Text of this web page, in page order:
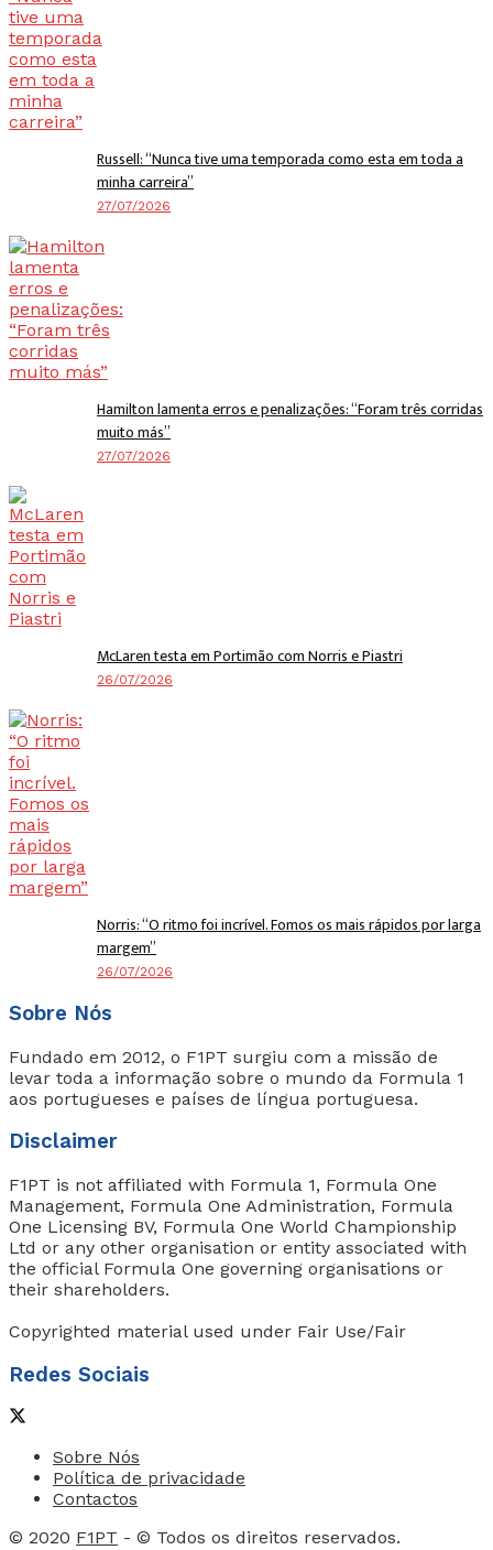
Russell: “Nunca tive uma temporada como esta em toda a
minha carreira”
27/07/2026
Hamilton lamenta erros e penalizações: “Foram três corridas
muito más”
27/07/2026
McLaren testa em Portimão com Norris e Piastri
26/07/2026
Norris: “O ritmo foi incrível. Fomos os mais rápidos por larga
margem”
26/07/2026
Sobre Nós
Fundado em 2012, o F1PT surgiu com a missão de
levar toda a informação sobre o mundo da Formula 1
aos portugueses e países de língua portuguesa.
Disclaimer
F1PT is not affiliated with Formula 1, Formula One
Management, Formula One Administration, Formula
One Licensing BV, Formula One World Championship
Ltd or any other organisation or entity associated with
the official Formula One governing organisations or
their shareholders.
Copyrighted material used under Fair Use/Fair
Redes Sociais
Sobre Nós
Política de privacidade
Contactos
© 2020 F1PT - © Todos os direitos reservados.